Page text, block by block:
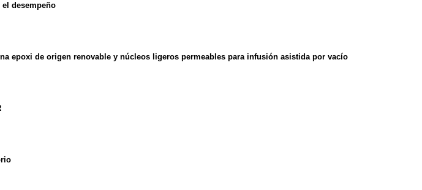
desempeño
epoxi de origen renovable y núcleos ligeros permeables para infusión asistida por vacío